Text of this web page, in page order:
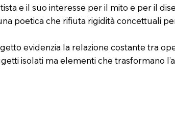
e il suo interesse per il mito e per il
poetica che rifiuta rigidità concettuali
evidenzia la relazione costante tra
isolati ma elementi che trasformano